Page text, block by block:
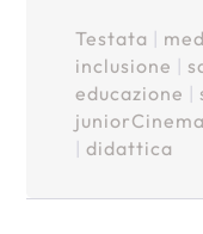
Testata
inclusione
educazione
juniorCinema
didattica